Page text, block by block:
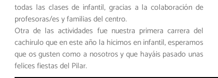
todas las clases de infantil, gracias a la colaboración de
profesoras/es y familias del centro.
Otra de las actividades fue nuestra primera carrera del
cachirulo que en este año la hicimos en infantil, esperamos
que os gusten como a nosotros y que hayáis pasado unas
felices fiestas del Pilar.